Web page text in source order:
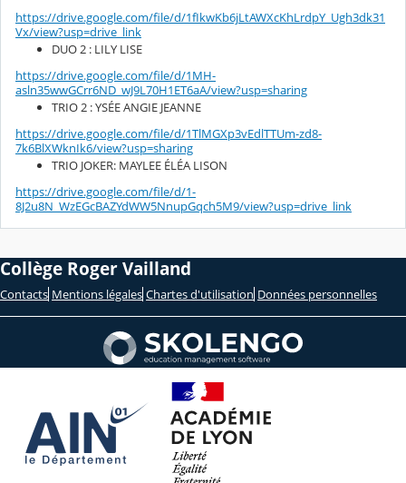
https://drive.google.com/file/d/1fIkwKb6jLtAWXcKhLrdpY_Ugh3dk31
Vx/view?usp=drive_link
DUO 2 : LILY LISE
https://drive.google.com/file/d/1MH-
asln35wwGCrr6ND_wJ9L70H1ET6aA/view?usp=sharing
TRIO 2 : YSÉE ANGIE JEANNE
https://drive.google.com/file/d/1TlMGXp3vEdlTTUm-zd8-
7k6BlXWknIk6/view?usp=sharing
TRIO JOKER: MAYLEE ÉLÉA LISON
https://drive.google.com/file/d/1-
8J2u8N_WzEGcBAZYdWW5NnupGqch5M9/view?usp=drive_link
Collège Roger Vailland
Contacts Mentions légales Chartes d'utilisation Données personnelles